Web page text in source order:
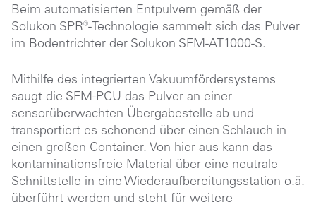
Beim automatisierten Entpulvern gemäß der
Solukon SPR®-Technologie sammelt sich das Pulver
im Bodentrichter der Solukon SFM-AT1000-S.
Mithilfe des integrierten Vakuumfördersystems
saugt die SFM-PCU das Pulver an einer
sensorüberwachten Übergabestelle ab und
transportiert es schonend über einen Schlauch in
einen großen Container. Von hier aus kann das
kontaminationsfreie Material über eine neutrale
Schnittstelle in eine Wiederaufbereitungsstation o.ä.
überführt werden und steht für weitere